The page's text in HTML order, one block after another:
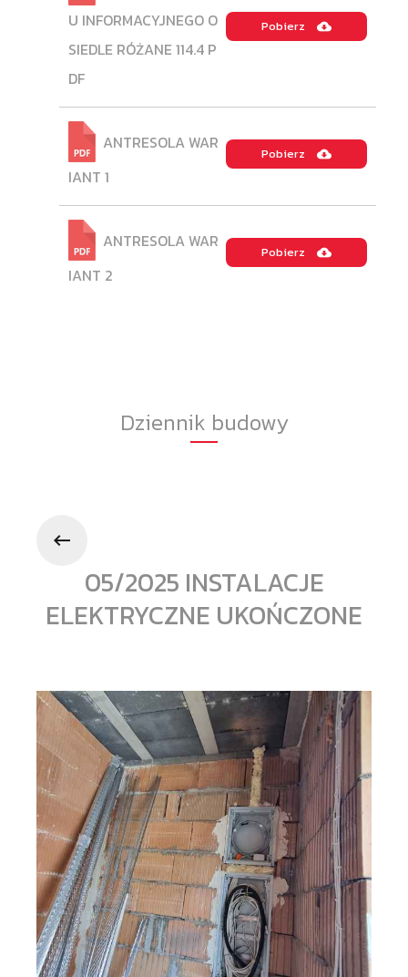
U INFORMACYJNEGO O
SIEDLE RÓŻANE 114.4 P
DF
Pobierz
ANTRESOLA WAR
IANT 1
Pobierz
ANTRESOLA WAR
IANT 2
Pobierz
Dziennik budowy
05/2025 INSTALACJE
ELEKTRYCZNE UKOŃCZONE